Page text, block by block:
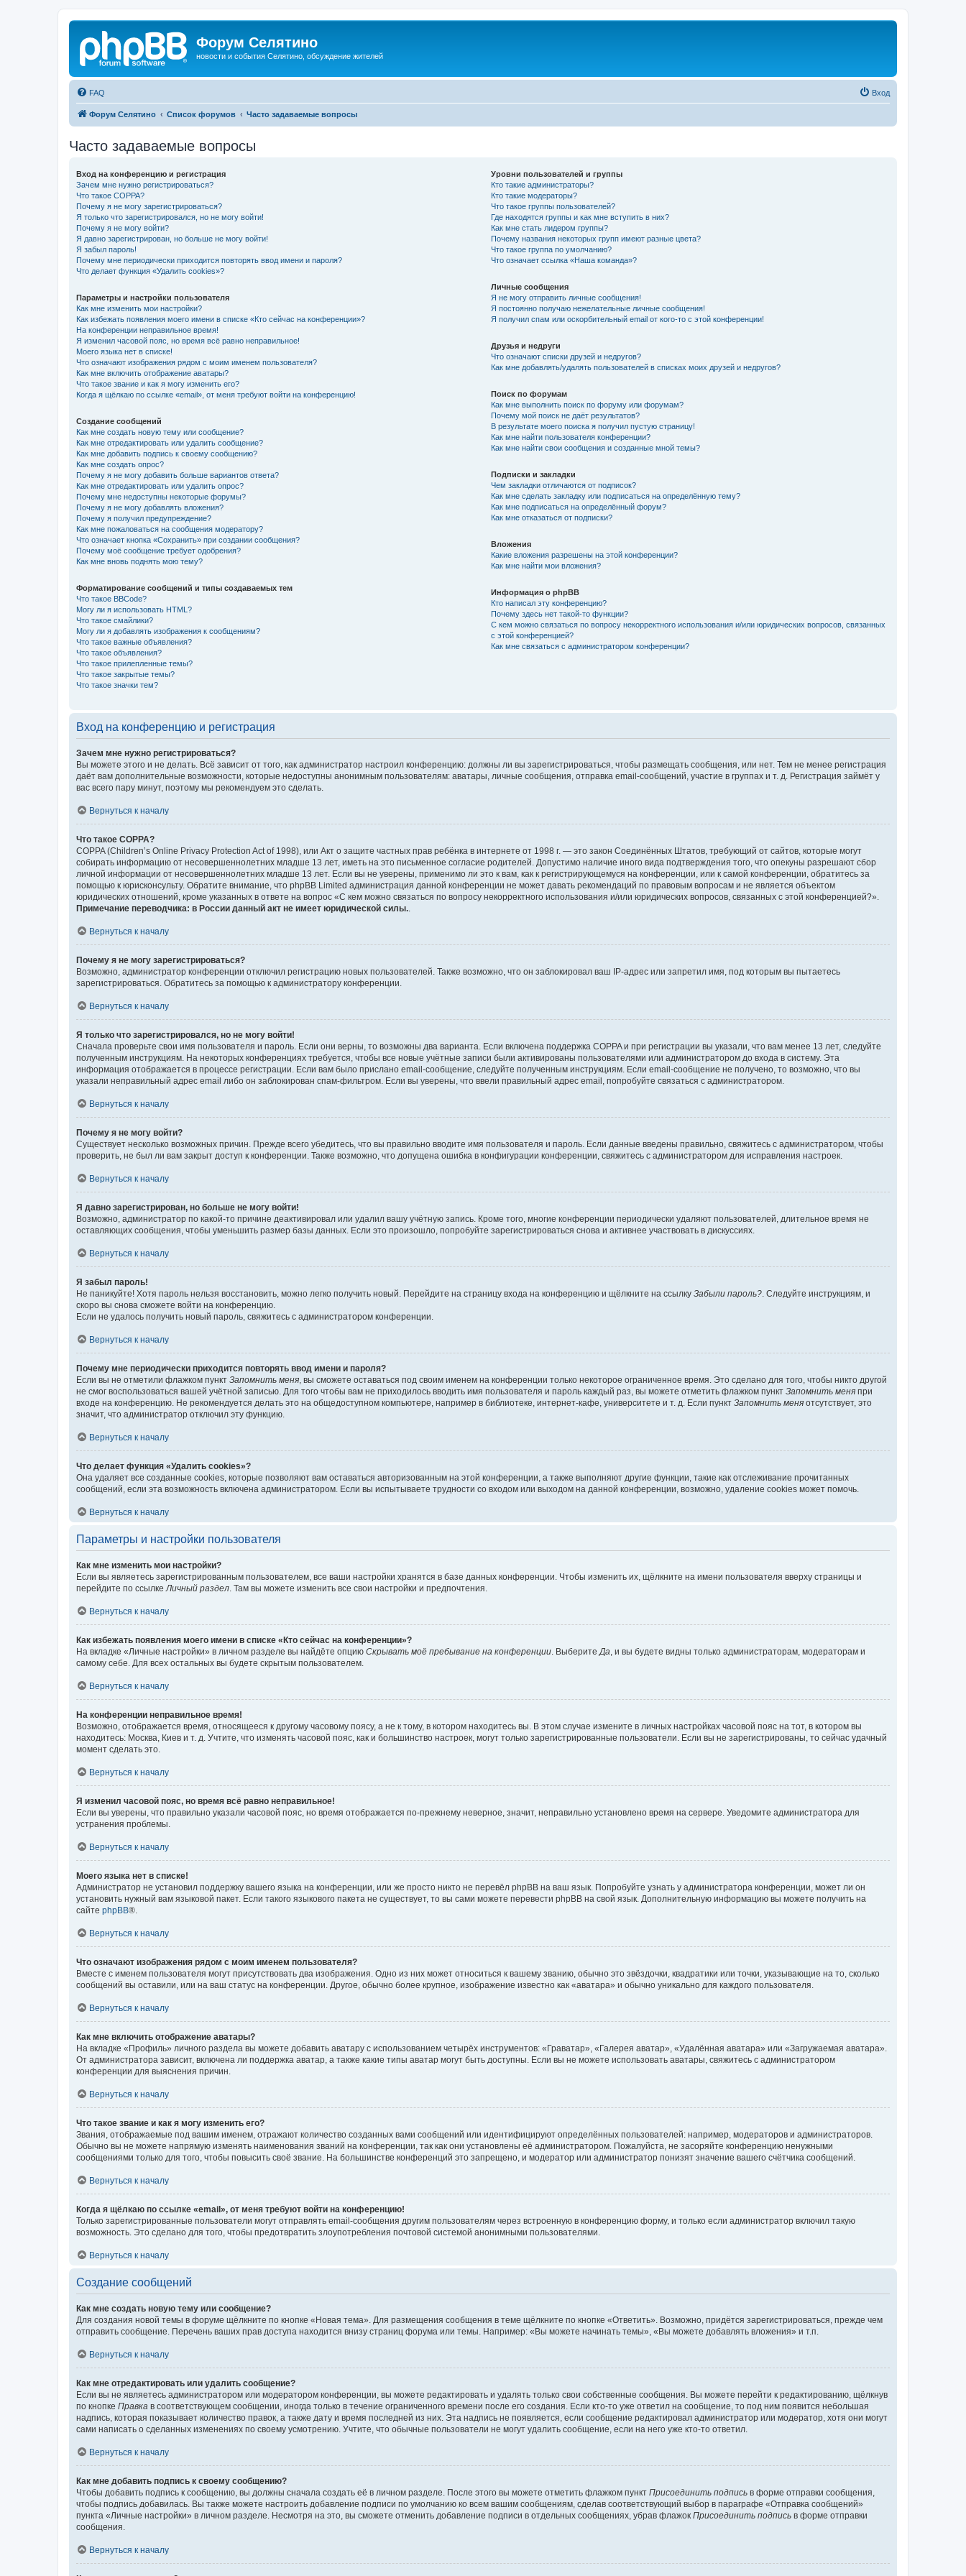
Форум Селятино
новости и события Селятино, обсуждение жителей
FAQ Вход
Форум Селятино Список форумов Часто задаваемые вопросы
Часто задаваемые вопросы
Вход на конференцию и регистрация
Зачем мне нужно регистрироваться?
Что такое COPPA?
Почему я не могу зарегистрироваться?
Я только что зарегистрировался, но не могу войти!
Почему я не могу войти?
Я давно зарегистрирован, но больше не могу войти!
Я забыл пароль!
Почему мне периодически приходится повторять ввод имени и пароля?
Что делает функция «Удалить cookies»?
Параметры и настройки пользователя
Как мне изменить мои настройки?
Как избежать появления моего имени в списке «Кто сейчас на конференции»?
На конференции неправильное время!
Я изменил часовой пояс, но время всё равно неправильное!
Моего языка нет в списке!
Что означают изображения рядом с моим именем пользователя?
Как мне включить отображение аватары?
Что такое звание и как я могу изменить его?
Когда я щёлкаю по ссылке «email», от меня требуют войти на конференцию!
Создание сообщений
Как мне создать новую тему или сообщение?
Как мне отредактировать или удалить сообщение?
Как мне добавить подпись к своему сообщению?
Как мне создать опрос?
Почему я не могу добавить больше вариантов ответа?
Как мне отредактировать или удалить опрос?
Почему мне недоступны некоторые форумы?
Почему я не могу добавлять вложения?
Почему я получил предупреждение?
Как мне пожаловаться на сообщения модератору?
Что означает кнопка «Сохранить» при создании сообщения?
Почему моё сообщение требует одобрения?
Как мне вновь поднять мою тему?
Форматирование сообщений и типы создаваемых тем
Что такое BBCode?
Могу ли я использовать HTML?
Что такое смайлики?
Могу ли я добавлять изображения к сообщениям?
Что такое важные объявления?
Что такое объявления?
Что такое прилепленные темы?
Что такое закрытые темы?
Что такое значки тем?
Уровни пользователей и группы
Кто такие администраторы?
Кто такие модераторы?
Что такое группы пользователей?
Где находятся группы и как мне вступить в них?
Как мне стать лидером группы?
Почему названия некоторых групп имеют разные цвета?
Что такое группа по умолчанию?
Что означает ссылка «Наша команда»?
Личные сообщения
Я не могу отправить личные сообщения!
Я постоянно получаю нежелательные личные сообщения!
Я получил спам или оскорбительный email от кого-то с этой конференции!
Друзья и недруги
Что означают списки друзей и недругов?
Как мне добавлять/удалять пользователей в списках моих друзей и недругов?
Поиск по форумам
Как мне выполнить поиск по форуму или форумам?
Почему мой поиск не даёт результатов?
В результате моего поиска я получил пустую страницу!
Как мне найти пользователя конференции?
Как мне найти свои сообщения и созданные мной темы?
Подписки и закладки
Чем закладки отличаются от подписок?
Как мне сделать закладку или подписаться на определённую тему?
Как мне подписаться на определённый форум?
Как мне отказаться от подписки?
Вложения
Какие вложения разрешены на этой конференции?
Как мне найти мои вложения?
Информация о phpBB
Кто написал эту конференцию?
Почему здесь нет такой-то функции?
С кем можно связаться по вопросу некорректного использования и/или юридических вопросов, связанных
с этой конференцией?
Как мне связаться с администратором конференции?
Вход на конференцию и регистрация
Зачем мне нужно регистрироваться?
Вы можете этого и не делать. Всё зависит от того, как администратор настроил конференцию: должны ли вы зарегистрироваться, чтобы размещать сообщения, или нет. Тем не менее регистрация
даёт вам дополнительные возможности, которые недоступны анонимным пользователям: аватары, личные сообщения, отправка email-сообщений, участие в группах и т. д. Регистрация займёт у
вас всего пару минут, поэтому мы рекомендуем это сделать.
Вернуться к началу
Что такое COPPA?
COPPA (Children’s Online Privacy Protection Act of 1998), или Акт о защите частных прав ребёнка в интернете от 1998 г. — это закон Соединённых Штатов, требующий от сайтов, которые могут
собирать информацию от несовершеннолетних младше 13 лет, иметь на это письменное согласие родителей. Допустимо наличие иного вида подтверждения того, что опекуны разрешают сбор
личной информации от несовершеннолетних младше 13 лет. Если вы не уверены, применимо ли это к вам, как к регистрирующемуся на конференции, или к самой конференции, обратитесь за
помощью к юрисконсульту. Обратите внимание, что phpBB Limited администрация данной конференции не может давать рекомендаций по правовым вопросам и не является объектом
юридических отношений, кроме указанных в ответе на вопрос «С кем можно связаться по вопросу некорректного использования и/или юридических вопросов, связанных с этой конференцией?».
Примечание переводчика: в России данный акт не имеет юридической силы.
Вернуться к началу
Почему я не могу зарегистрироваться?
Возможно, администратор конференции отключил регистрацию новых пользователей. Также возможно, что он заблокировал ваш IP-адрес или запретил имя, под которым вы пытаетесь
зарегистрироваться. Обратитесь за помощью к администратору конференции.
Вернуться к началу
Я только что зарегистрировался, но не могу войти!
Сначала проверьте свои имя пользователя и пароль. Если они верны, то возможны два варианта. Если включена поддержка COPPA и при регистрации вы указали, что вам менее 13 лет, следуйте
полученным инструкциям. На некоторых конференциях требуется, чтобы все новые учётные записи были активированы пользователями или администратором до входа в систему. Эта
информация отображается в процессе регистрации. Если вам было прислано email-сообщение, следуйте полученным инструкциям. Если email-сообщение не получено, то возможно, что вы
указали неправильный адрес email либо он заблокирован спам-фильтром. Если вы уверены, что ввели правильный адрес email, попробуйте связаться с администратором.
Вернуться к началу
Почему я не могу войти?
Существует несколько возможных причин. Прежде всего убедитесь, что вы правильно вводите имя пользователя и пароль. Если данные введены правильно, свяжитесь с администратором, чтобы
проверить, не был ли вам закрыт доступ к конференции. Также возможно, что допущена ошибка в конфигурации конференции, свяжитесь с администратором для исправления настроек.
Вернуться к началу
Я давно зарегистрирован, но больше не могу войти!
Возможно, администратор по какой-то причине деактивировал или удалил вашу учётную запись. Кроме того, многие конференции периодически удаляют пользователей, длительное время не
оставляющих сообщения, чтобы уменьшить размер базы данных. Если это произошло, попробуйте зарегистрироваться снова и активнее участвовать в дискуссиях.
Вернуться к началу
Я забыл пароль!
Не паникуйте! Хотя пароль нельзя восстановить, можно легко получить новый. Перейдите на страницу входа на конференцию и щёлкните на ссылку Забыли пароль? . Следуйте инструкциям, и
скоро вы снова сможете войти на конференцию.
Если не удалось получить новый пароль, свяжитесь с администратором конференции.
Вернуться к началу
Почему мне периодически приходится повторять ввод имени и пароля?
Если вы не отметили флажком пункт Запомнить меня , вы сможете оставаться под своим именем на конференции только некоторое ограниченное время. Это сделано для того, чтобы никто другой
не смог воспользоваться вашей учётной записью. Для того чтобы вам не приходилось вводить имя пользователя и пароль каждый раз, вы можете отметить флажком пункт Запомнить меня при
входе на конференцию. Не рекомендуется делать это на общедоступном компьютере, например в библиотеке, интернет-кафе, университете и т. д. Если пункт Запомнить меня отсутствует, это
значит, что администратор отключил эту функцию.
Вернуться к началу
Что делает функция «Удалить cookies»?
Она удаляет все созданные cookies, которые позволяют вам оставаться авторизованным на этой конференции, а также выполняют другие функции, такие как отслеживание прочитанных
сообщений, если эта возможность включена администратором. Если вы испытываете трудности со входом или выходом на данной конференции, возможно, удаление cookies может помочь.
Вернуться к началу
Параметры и настройки пользователя
Как мне изменить мои настройки?
Если вы являетесь зарегистрированным пользователем, все ваши настройки хранятся в базе данных конференции. Чтобы изменить их, щёлкните на имени пользователя вверху страницы и
перейдите по ссылке Личный раздел . Там вы можете изменить все свои настройки и предпочтения.
Вернуться к началу
Как избежать появления моего имени в списке «Кто сейчас на конференции»?
На вкладке «Личные настройки» в личном разделе вы найдёте опцию Скрывать моё пребывание на конференции . Выберите Да , и вы будете видны только администраторам, модераторам и
самому себе. Для всех остальных вы будете скрытым пользователем.
Вернуться к началу
На конференции неправильное время!
Возможно, отображается время, относящееся к другому часовому поясу, а не к тому, в котором находитесь вы. В этом случае измените в личных настройках часовой пояс на тот, в котором вы
находитесь: Москва, Киев и т. д. Учтите, что изменять часовой пояс, как и большинство настроек, могут только зарегистрированные пользователи. Если вы не зарегистрированы, то сейчас удачный
момент сделать это.
Вернуться к началу
Я изменил часовой пояс, но время всё равно неправильное!
Если вы уверены, что правильно указали часовой пояс, но время отображается по-прежнему неверное, значит, неправильно установлено время на сервере. Уведомите администратора для
устранения проблемы.
Вернуться к началу
Моего языка нет в списке!
Администратор не установил поддержку вашего языка на конференции, или же просто никто не перевёл phpBB на ваш язык. Попробуйте узнать у администратора конференции, может ли он
установить нужный вам языковой пакет. Если такого языкового пакета не существует, то вы сами можете перевести phpBB на свой язык. Дополнительную информацию вы можете получить на
сайте phpBB®.
Вернуться к началу
Что означают изображения рядом с моим именем пользователя?
Вместе с именем пользователя могут присутствовать два изображения. Одно из них может относиться к вашему званию, обычно это звёздочки, квадратики или точки, указывающие на то, сколько
сообщений вы оставили, или на ваш статус на конференции. Другое, обычно более крупное, изображение известно как «аватара» и обычно уникально для каждого пользователя.
Вернуться к началу
Как мне включить отображение аватары?
На вкладке «Профиль» личного раздела вы можете добавить аватару с использованием четырёх инструментов: «Граватар», «Галерея аватар», «Удалённая аватара» или «Загружаемая аватара».
От администратора зависит, включена ли поддержка аватар, а также какие типы аватар могут быть доступны. Если вы не можете использовать аватары, свяжитесь с администратором
конференции для выяснения причин.
Вернуться к началу
Что такое звание и как я могу изменить его?
Звания, отображаемые под вашим именем, отражают количество созданных вами сообщений или идентифицируют определённых пользователей: например, модераторов и администраторов.
Обычно вы не можете напрямую изменять наименования званий на конференции, так как они установлены её администратором. Пожалуйста, не засоряйте конференцию ненужными
сообщениями только для того, чтобы повысить своё звание. На большинстве конференций это запрещено, и модератор или администратор понизят значение вашего счётчика сообщений.
Вернуться к началу
Когда я щёлкаю по ссылке «email», от меня требуют войти на конференцию!
Только зарегистрированные пользователи могут отправлять email-сообщения другим пользователям через встроенную в конференцию форму, и только если администратор включил такую
возможность. Это сделано для того, чтобы предотвратить злоупотребления почтовой системой анонимными пользователями.
Вернуться к началу
Создание сообщений
Как мне создать новую тему или сообщение?
Для создания новой темы в форуме щёлкните по кнопке «Новая тема». Для размещения сообщения в теме щёлкните по кнопке «Ответить». Возможно, придётся зарегистрироваться, прежде чем
отправить сообщение. Перечень ваших прав доступа находится внизу страниц форума или темы. Например: «Вы можете начинать темы», «Вы можете добавлять вложения» и т.п.
Вернуться к началу
Как мне отредактировать или удалить сообщение?
Если вы не являетесь администратором или модератором конференции, вы можете редактировать и удалять только свои собственные сообщения. Вы можете перейти к редактированию, щёлкнув
по кнопке Правка в соответствующем сообщении, иногда только в течение ограниченного времени после его создания. Если кто-то уже ответил на сообщение, то под ним появится небольшая
надпись, которая показывает количество правок, а также дату и время последней из них. Эта надпись не появляется, если сообщение редактировал администратор или модератор, хотя они могут
сами написать о сделанных изменениях по своему усмотрению. Учтите, что обычные пользователи не могут удалить сообщение, если на него уже кто-то ответил.
Вернуться к началу
Как мне добавить подпись к своему сообщению?
Чтобы добавить подпись к сообщению, вы должны сначала создать её в личном разделе. После этого вы можете отметить флажком пункт Присоединить подпись в форме отправки сообщения,
чтобы подпись добавилась. Вы также можете настроить добавление подписи по умолчанию ко всем вашим сообщениям, сделав соответствующий выбор в параграфе «Отправка сообщений»
пункта «Личные настройки» в личном разделе. Несмотря на это, вы сможете отменить добавление подписи в отдельных сообщениях, убрав флажок Присоединить подпись в форме отправки
сообщения.
Вернуться к началу